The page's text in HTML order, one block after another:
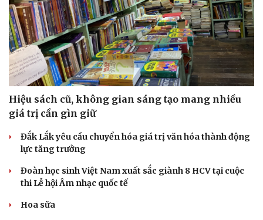
Hiệu sách cũ, không gian sáng tạo mang nhiều
giá trị cần gìn giữ
Đắk Lắk yêu cầu chuyển hóa giá trị văn hóa thành động
lực tăng trưởng
Đoàn học sinh Việt Nam xuất sắc giành 8 HCV tại cuộc
thi Lễ hội Âm nhạc quốc tế
Hoa sữa